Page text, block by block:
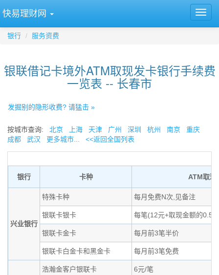
快易理财网
银行 服务资费
银联借记卡境外ATM取现发卡银行手续费
一览表 -- 长春市
发掘别的隐形收费? 请猛击 »
按城市查询: 北京 上海 天津 广州 深圳 杭州 南京
重庆
成都
武汉 更多城市... <<返回全国列表
银行 卡种 ATM取现
兴业银行
特殊卡种 每月免费N次,见备注
银联卡银卡 每笔(12元+取现金额的
银联卡金卡 每月前3笔半价
银联卡白金卡和黑金卡 每月前3笔免费
浩瀚金客户银联卡 6元/笔